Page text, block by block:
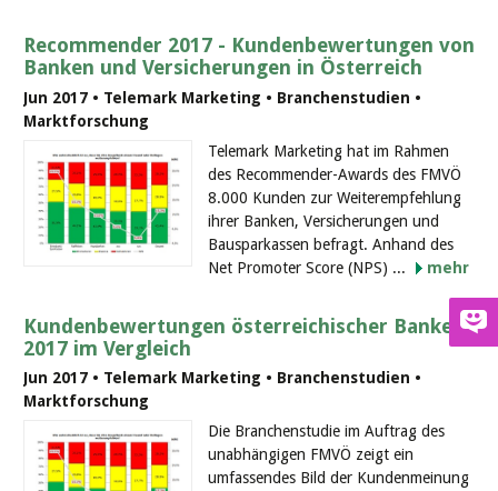
Recommender 2017 - Kundenbewertungen von
Banken und Versicherungen in Österreich
Jun 2017 • Telemark Marketing • Branchenstudien •
Marktforschung
Telemark Marketing hat im Rahmen
des Recommender-Awards des FMVÖ
8.000 Kunden zur Weiterempfehlung
ihrer Banken, Versicherungen und
Bausparkassen befragt. Anhand des
Net Promoter Score (NPS) ...
mehr
Kundenbewertungen österreichischer Banken
2017 im Vergleich
Jun 2017 • Telemark Marketing • Branchenstudien •
Marktforschung
Die Branchenstudie im Auftrag des
unabhängigen FMVÖ zeigt ein
umfassendes Bild der Kundenmeinung